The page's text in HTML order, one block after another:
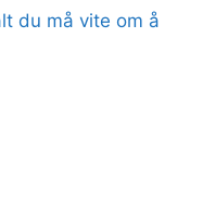
du må vite om å